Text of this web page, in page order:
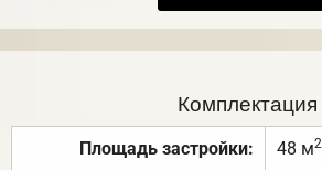
Комплектация
Площадь застройки: 48 м2